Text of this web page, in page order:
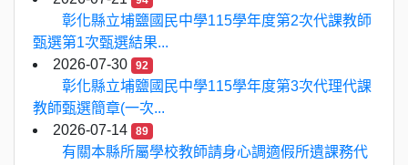
彰化縣立埔鹽國民中學115學年度第2次代課教師
甄選第1次甄選結果...
2026-07-30
92
彰化縣立埔鹽國民中學115學年度第3次代理代課
教師甄選簡章(一次...
2026-07-14
89
有關本縣所屬學校教師請身心調適假所遺課務代